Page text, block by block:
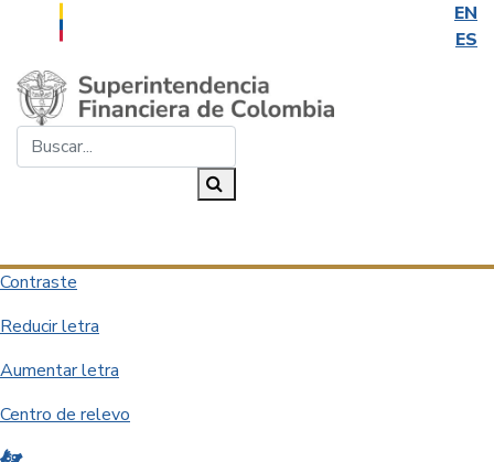
EN
ES
Saltar al contenido principal
Contraste
Reducir letra
Aumentar letra
Centro de relevo